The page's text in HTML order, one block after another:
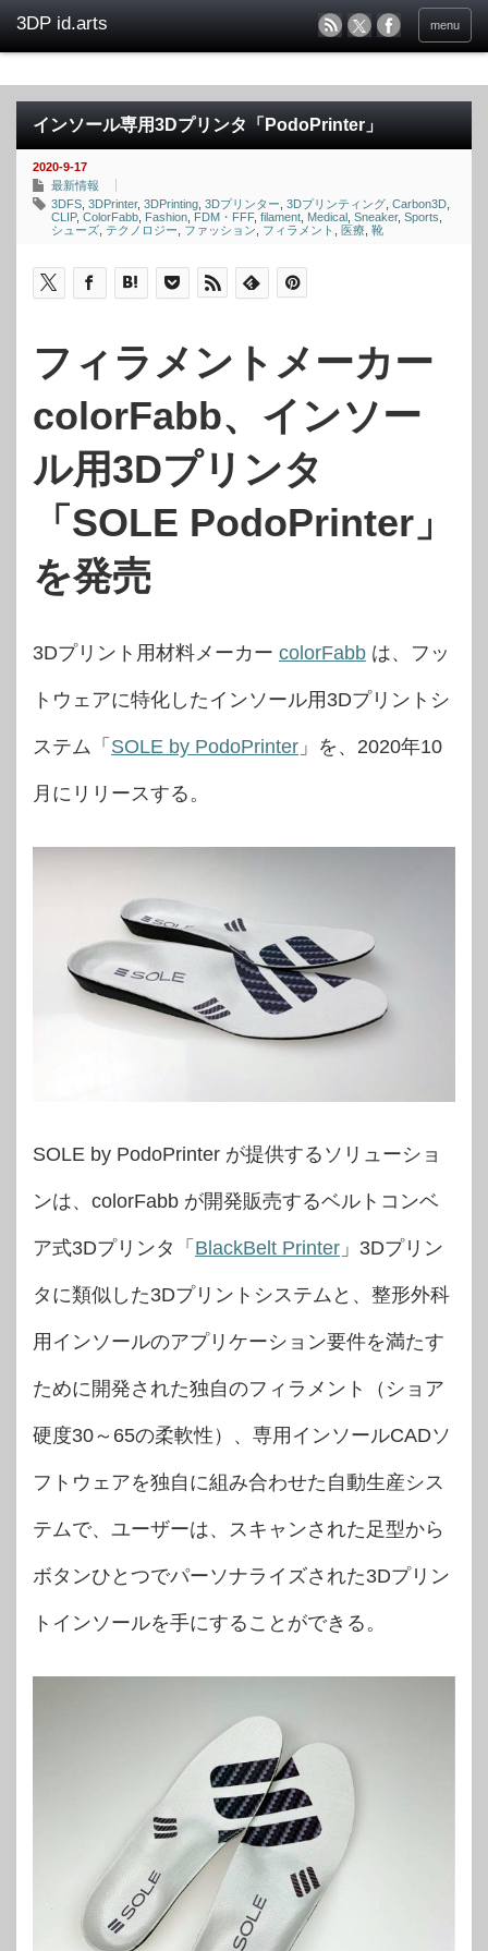
menu
インソール専用3Dプリンタ「PodoPrinter」
2020-9-17
最新情報
3DFS 3DPrinter, 3DPrinting 3Dプリンター 3Dプリンティング Carbon3D
CLIP, ColorFabb Fashion FDM・FFF, filament Medical Sneaker, Sports
シューズ テクノロジー ファッション フィラメント 医療 靴
フィラメントメーカー
colorFabb、インソー
ル用3Dプリンタ
「SOLE PodoPrinter」
を発売
3Dプリント用材料メーカー colorFabb は、フッ
トウェアに特化したインソール用3Dプリントシ
ステム「 SOLE by PodoPrinter 」を、2020年10
月にリリースする。
SOLE by PodoPrinter が提供するソリューショ
ンは、colorFabb が開発販売するベルトコンベ
ア式3Dプリンタ「 BlackBelt Printer 」3Dプリン
タに類似した3Dプリントシステムと、整形外科
用インソールのアプリケーション要件を満たす
ために開発された独自のフィラメント（ショア
硬度30～65の柔軟性）、専用インソールCADソ
フトウェアを独自に組み合わせた自動生産シス
テムで、ユーザーは、スキャンされた足型から
ボタンひとつでパーソナライズされた3Dプリン
トインソールを手にすることができる。